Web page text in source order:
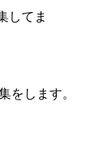
してま
をします。